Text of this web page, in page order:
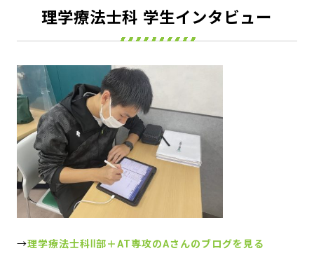
理学療法士科 学生インタビュー
→理学療法士科Ⅱ部＋AT専攻のAさんのブログを見る